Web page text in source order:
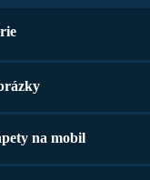
na mobil